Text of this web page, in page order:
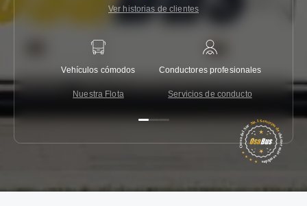
Ver historias de clientes
Vehículos cómodos
Nuestra Flota
Conductores profesionales
Servicios de conducto